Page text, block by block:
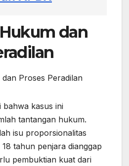
dan
bahwa kasus ini
tantangan hukum.
isu proporsionalitas
tahun penjara dianggap
pembuktian kuat dari